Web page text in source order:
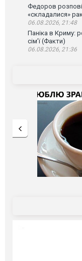
Федоров
«складалися»
06.08.2026, 21:48
Паніка в Криму:
сім’ї (Факти)
06.08.2026, 21:36